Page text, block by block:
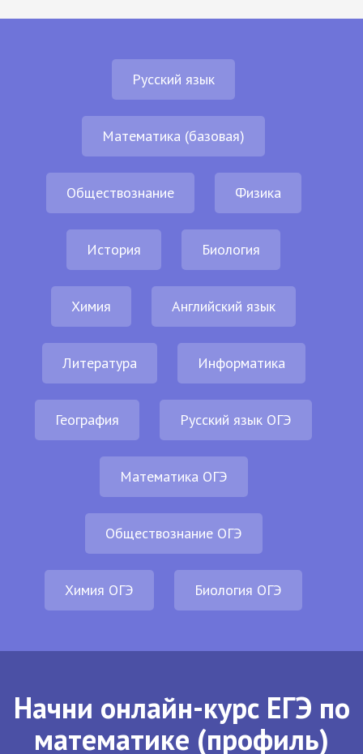
Русский язык
Математика (базовая)
Обществознание Физика
История Биология
Химия Английский язык
Литература Информатика
География Русский язык ОГЭ
Математика ОГЭ
Обществознание ОГЭ
Химия ОГЭ Биология ОГЭ
Начни онлайн-курс ЕГЭ по
математике (профиль)